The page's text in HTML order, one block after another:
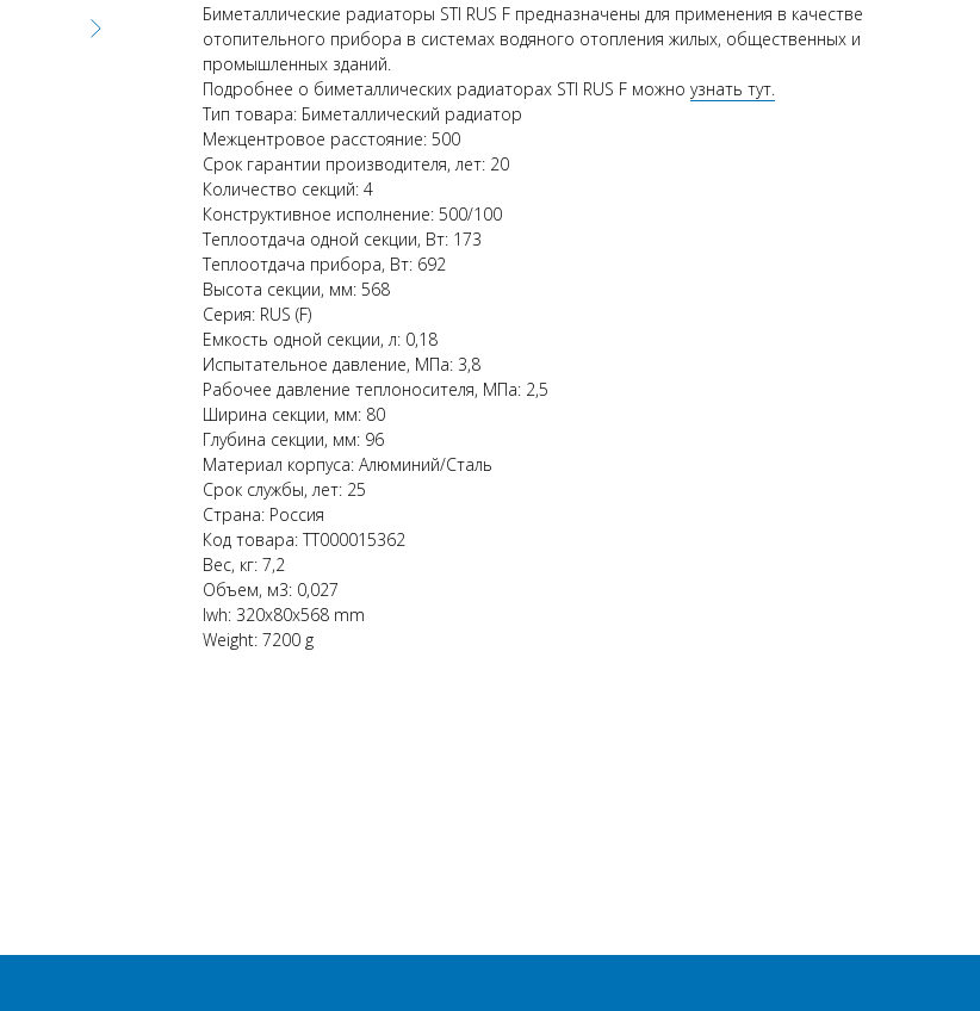
Биметаллические радиаторы STI RUS F предназначены для применения в качестве
отопительного прибора в системах водяного отопления жилых, общественных и
промышленных зданий.
Подробнее о биметаллических радиаторах STI RUS F можно узнать тут.
Тип товара: Биметаллический радиатор
Межцентровое расстояние: 500
Срок гарантии производителя, лет: 20
Количество секций: 4
Конструктивное исполнение: 500/100
Теплоотдача одной секции, Вт: 173
Теплоотдача прибора, Вт: 692
Высота секции, мм: 568
Серия: RUS (F)
Емкость одной секции, л: 0,18
Испытательное давление, МПа: 3,8
Рабочее давление теплоносителя, МПа: 2,5
Ширина секции, мм: 80
Глубина секции, мм: 96
Материал корпуса: Алюминий/Сталь
Срок службы, лет: 25
Страна: Россия
Код товара: ТТ000015362
Вес, кг: 7,2
Объем, м3: 0,027
lwh: 320x80x568 mm
Weight: 7200 g